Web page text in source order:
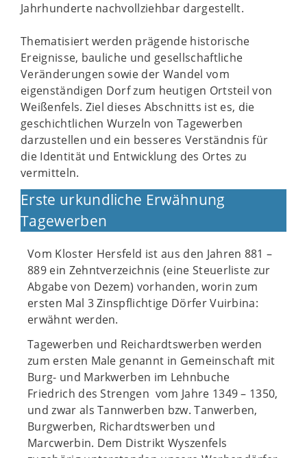
Jahrhunderte nachvollziehbar dargestellt.
Thematisiert werden prägende historische
Ereignisse, bauliche und gesellschaftliche
Veränderungen sowie der Wandel vom
eigenständigen Dorf zum heutigen Ortsteil von
Weißenfels. Ziel dieses Abschnitts ist es, die
geschichtlichen Wurzeln von Tagewerben
darzustellen und ein besseres Verständnis für
die Identität und Entwicklung des Ortes zu
vermitteln.
Erste urkundliche Erwähnung
Tagewerben
Vom Kloster Hersfeld ist aus den Jahren 881 –
889 ein Zehntverzeichnis (eine Steuerliste zur
Abgabe von Dezem) vorhanden, worin zum
ersten Mal 3 Zinspflichtige Dörfer Vuirbina:
erwähnt werden.
Tagewerben und Reichardtswerben werden
zum ersten Male genannt in Gemeinschaft mit
Burg- und Markwerben im Lehnbuche
Friedrich des Strengen vom Jahre 1349 – 1350,
und zwar als Tannwerben bzw. Tanwerben,
Burgwerben, Richardtswerben und
Marcwerbin. Dem Distrikt Wyszenfels